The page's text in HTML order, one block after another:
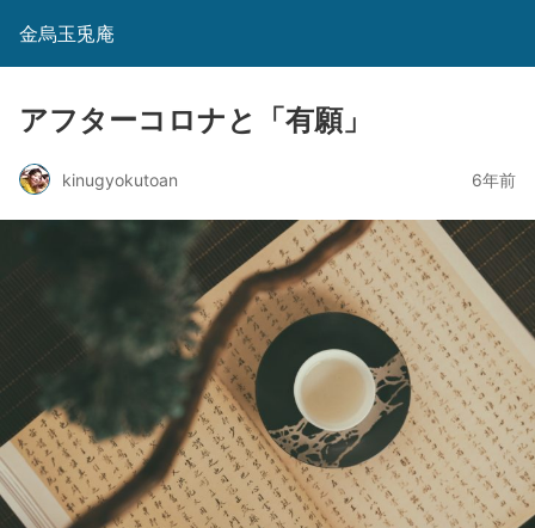
金烏玉兎庵
アフターコロナと「有願」
kinugyokutoan 6年前